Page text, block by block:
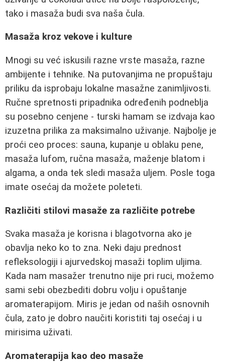
tako i masaža budi sva naša čula.
Masaža kroz vekove i kulture
Mnogi su već iskusili razne vrste masaža, razne
ambijente i tehnike. Na putovanjima ne propuštaju
priliku da isprobaju lokalne masažne zanimljivosti.
Ručne spretnosti pripadnika određenih podneblja
su posebno cenjene - turski hamam se izdvaja kao
izuzetna prilika za maksimalno uživanje. Najbolje je
proći ceo proces: sauna, kupanje u oblaku pene,
masaža lufom, ručna masaža, maženje blatom i
algama, a onda tek sledi masaža uljem. Posle toga
imate osećaj da možete poleteti.
Različiti stilovi masaže za različite potrebe
Svaka masaža je korisna i blagotvorna ako je
obavlja neko ko to zna. Neki daju prednost
refleksologiji i ajurvedskoj masaži toplim uljima.
Kada nam masažer trenutno nije pri ruci, možemo
sami sebi obezbediti dobru volju i opuštanje
aromaterapijom. Miris je jedan od naših osnovnih
čula, zato je dobro naučiti koristiti taj osećaj i u
mirisima uživati.
Aromaterapija kao deo masaže